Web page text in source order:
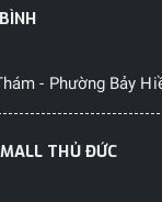
- Phường Bảy
THỦ ĐỨC